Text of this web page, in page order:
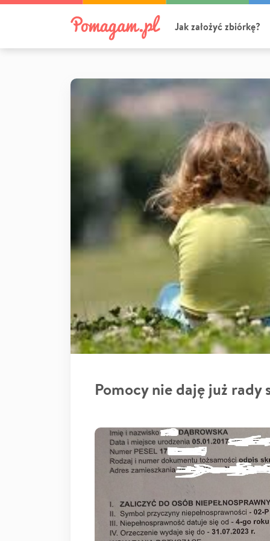
Jak założyć zbiórkę?
Pomocy nie daję już rady